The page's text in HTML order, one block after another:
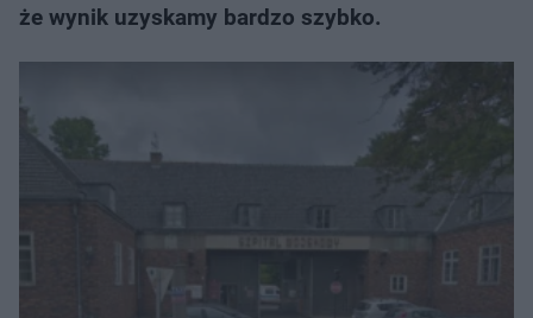
że wynik uzyskamy bardzo szybko.